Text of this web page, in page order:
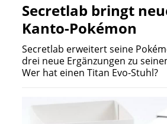
Secretlab bringt
Kanto-Pokémon
Secretlab erweitert seine
drei neue Ergänzungen zu
Wer hat einen Titan Evo-Stuhl?